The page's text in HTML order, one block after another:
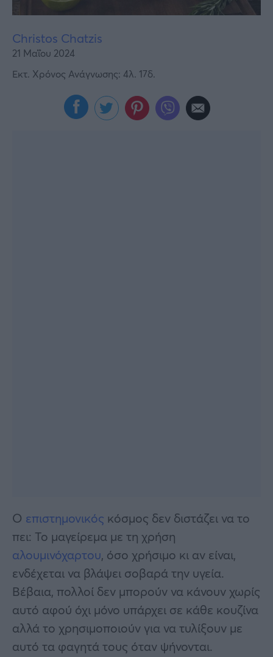
Christos Chatzis
21 Μαΐου 2024
Εκτ. Χρόνος Ανάγνωσης: 4λ. 17δ.
Ο επιστημονικός κόσμος δεν διστάζει να το
πει: Το μαγείρεμα με τη χρήση
αλουμινόχαρτου, όσο χρήσιμο κι αν είναι,
ενδέχεται να βλάψει σοβαρά την υγεία.
Βέβαια, πολλοί δεν μπορούν να κάνουν χωρίς
αυτό αφού όχι μόνο υπάρχει σε κάθε κουζίνα
αλλά το χρησιμοποιούν για να τυλίξουν με
αυτό τα φαγητά τους όταν ψήνονται.